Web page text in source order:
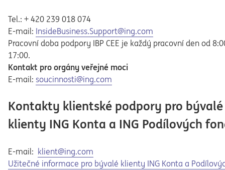
Tel.: + 420 239 018 074
E-mail: InsideBusiness.Support@ing.com
Pracovní doba podpory IBP CEE je každý pracovní den od
17:00.
Kontakt pro orgány veřejné moci
E-mail: soucinnosti@ing.com
Kontakty klientské podpory pro bývalé
klienty ING Konta a ING Podílových
E-mail: klient@ing.com
Opens in a new tab
Užitečné informace pro bývalé klienty ING Konta a